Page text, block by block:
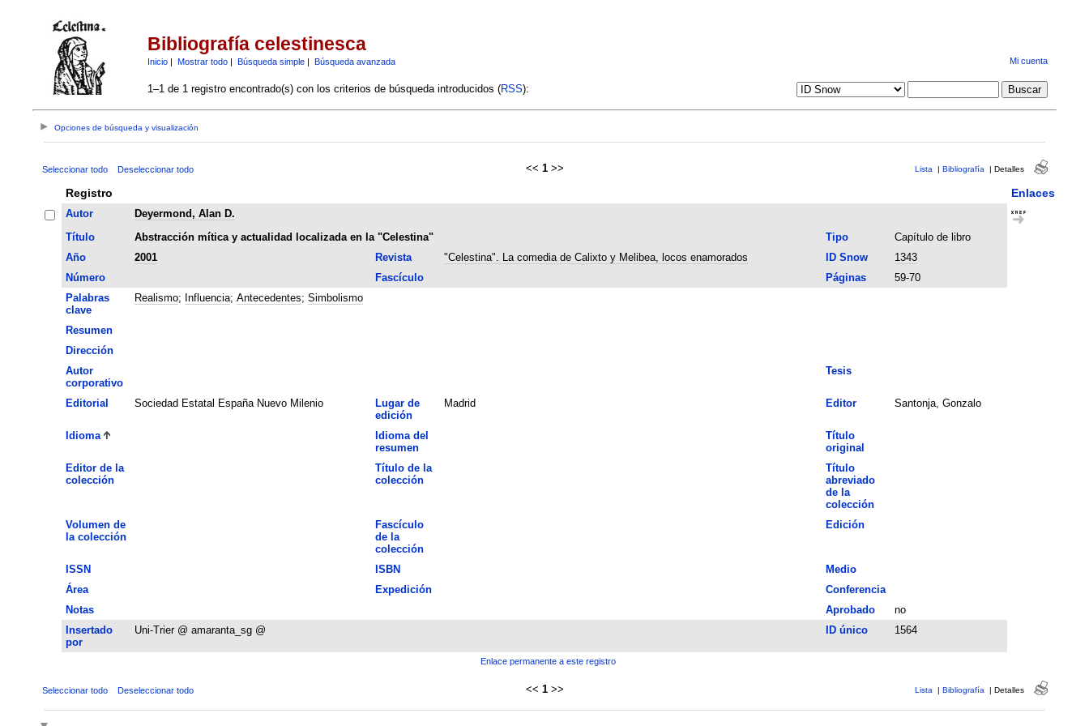
Bibliografía celestinesca
Inicio| Mostrar todo| Búsqueda simple| Búsqueda avanzada Mi cuenta
1–1 de 1 registro encontrado(s) con los criterios de búsqueda introducidos (RSS):
Opciones de búsqueda y visualización
Seleccionar todo Deseleccionar todo << 1 >> Lista | Bibliografía | Detalles
Registro Enlaces
Autor
Deyermond, Alan D.
Título
Abstracción mítica y actualidad localizada en la "Celestina" Tipo
Capítulo de libro
Año
2001 Revista "Celestina". La comedia de Calixto y Melibea, locos enamorados ID Snow
1343
Número
Fascículo Páginas
59-70
Palabras
clave
Realismo; Influencia; Antecedentes; Simbolismo
Resumen
Dirección
Autor
corporativo
Tesis
Editorial Sociedad Estatal España Nuevo Milenio
Lugar de
edición
Madrid Editor Santonja, Gonzalo
Idioma
Idioma del
resumen
Título
original
Editor de la
colección
Título de la
colección
Título
abreviado
de la
colección
Volumen de
la colección
Fascículo
de la
colección
Edición
ISSN ISBN
Medio
Área
Expedición
Conferencia
Notas
Aprobado
no
Insertado
por
Uni-Trier @ amaranta_sg @ ID único 1564
Enlace permanente a este registro
Seleccionar todo Deseleccionar todo << 1 >> Lista | Bibliografía | Detalles